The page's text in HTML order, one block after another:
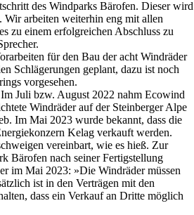
des Windparks Bärofen. Dieser wird
Wir arbeiten weiterhin eng mit allen
zu einem erfolgreichen Abschluss zu
für den Bau der acht Windräder
Schlägerungen geplant, dazu ist noch
vorgesehen.
Juli bzw. August 2022 nahm Ecowind
Windräder auf der Steinberger Alpe
Im Mai 2023 wurde bekannt, dass die
Kelag verkauft werden.
vereinbart, wie es hieß. Zur
Bärofen nach seiner Fertigstellung
im Mai 2023: »Die Windräder müssen
ist in den Verträgen mit den
dass ein Verkauf an Dritte möglich